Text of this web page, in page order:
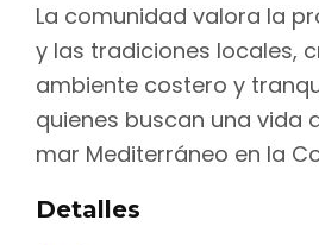
La comunidad valora la
y las tradiciones locales,
ambiente costero y
quienes buscan una vida
mar Mediterráneo en la
Detalles